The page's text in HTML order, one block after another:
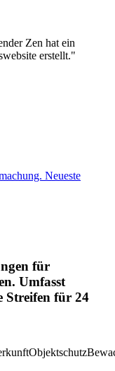
Zen hat ein
erstellt."
Neueste
für
Umfasst
Streifen für 24
Objektschutz